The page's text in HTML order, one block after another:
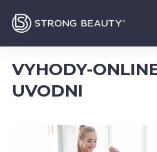
VYHODY-
UVODNI